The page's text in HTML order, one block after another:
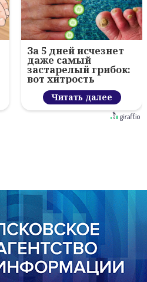
За 5 дней исчезнет
даже самый
застарелый грибок:
вот хитрость
Читать далее